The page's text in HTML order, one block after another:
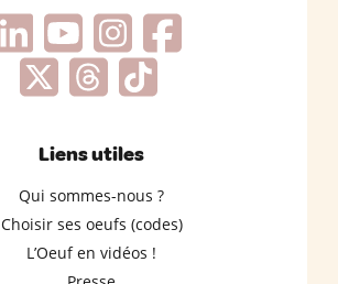
Liens utiles
Qui sommes-nous ?
Choisir ses oeufs (codes)
L’Oeuf en vidéos !